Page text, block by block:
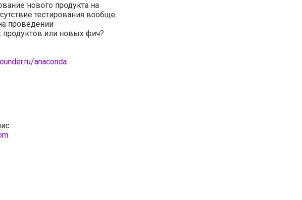
нового продукта на
тестирования вообще.
проведении
продуктов или новых фич?
anaconda